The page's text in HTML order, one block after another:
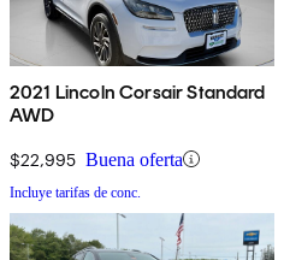
2021 Lincoln Corsair Standard
AWD
$22,995 Buena oferta
Incluye tarifas de conc.